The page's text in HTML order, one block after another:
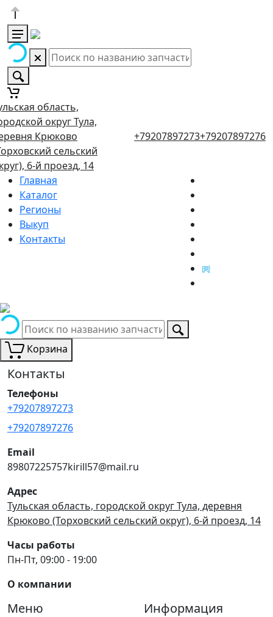
область,
округ Тула,
Крюково
сельский
6-й проезд, 14
+79207897273+79207897276
Главная
Каталог
Регионы
Выкуп
Контакты
Корзина
Контакты
Телефоны
+79207897273
+79207897276
Email
89807225757kirill57@mail.ru
Адрес
Тульская область, городской округ Тула, деревня
Крюково (Торховский сельский округ), 6-й проезд, 14
Часы работы
Пн-Пт, 09:00 - 19:00
О компании
Меню Информация